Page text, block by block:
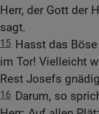
Herr, der Gott der
sagt.
15 Hasst das
im Tor! Vielleicht
Rest Josefs
16 Darum, so